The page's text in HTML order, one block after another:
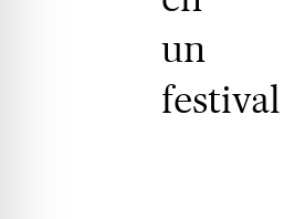
un
festival